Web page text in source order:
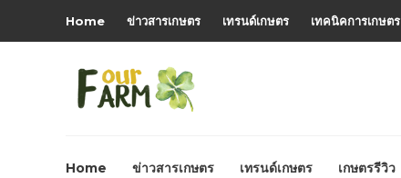
Home ข่าวสารเกษตร เทรนด์เกษตร เทคนิคการเกษตร
Home ข่าวสารเกษตร เทรนด์เกษตร เกษตรรีวิว